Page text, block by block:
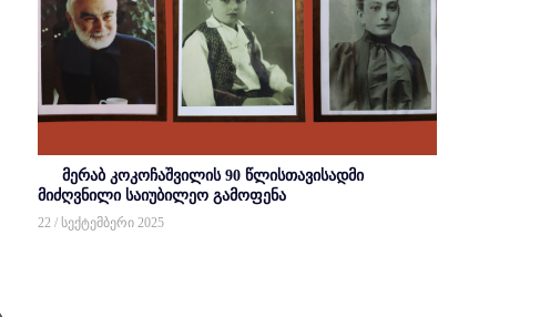
მერაბ კოკოჩაშვილის 90 წლისთავისადმი
მიძღვნილი საიუბილეო გამოფენა
22 / სექტემბერი 2025